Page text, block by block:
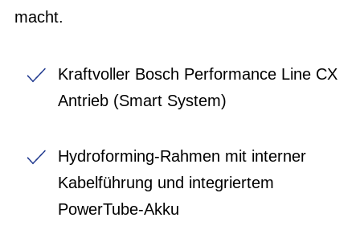
macht.
Kraftvoller Bosch Performance Line CX
Antrieb (Smart System)
Hydroforming-Rahmen mit interner
Kabelführung und integriertem
PowerTube-Akku